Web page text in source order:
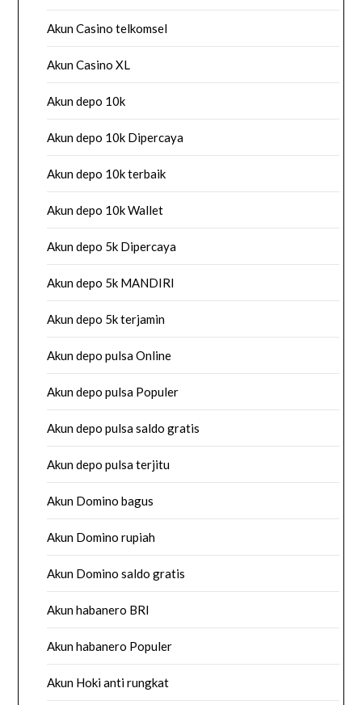
Akun Casino telkomsel
Akun Casino XL
Akun depo 10k
Akun depo 10k Dipercaya
Akun depo 10k terbaik
Akun depo 10k Wallet
Akun depo 5k Dipercaya
Akun depo 5k MANDIRI
Akun depo 5k terjamin
Akun depo pulsa Online
Akun depo pulsa Populer
Akun depo pulsa saldo gratis
Akun depo pulsa terjitu
Akun Domino bagus
Akun Domino rupiah
Akun Domino saldo gratis
Akun habanero BRI
Akun habanero Populer
Akun Hoki anti rungkat